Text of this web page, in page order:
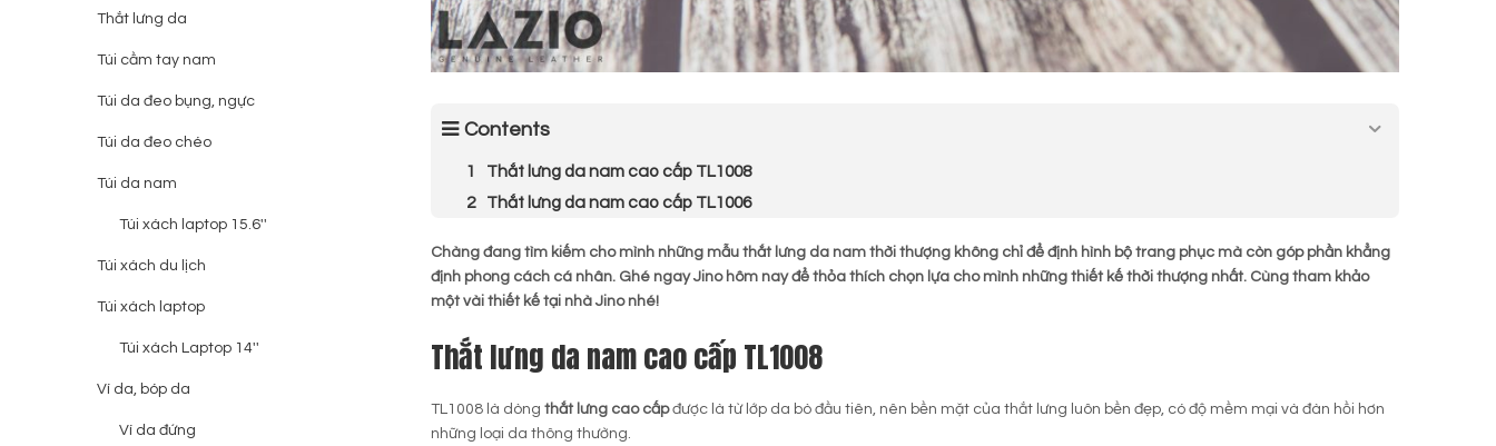
Contents
Thắt lưng da nam cao cấp TL1008
Thắt lưng da nam cao cấp TL1006
Chàng đang tìm kiếm cho mình những mẫu thắt lưng da nam thời thượng không chỉ để định hình bộ trang phục mà còn góp phần khẳng
định phong cách cá nhân. Ghé ngay Jino hôm nay để thỏa thích chọn lựa cho mình những thiết kế thời thượng nhất. Cùng tham khảo
một vài thiết kế tại nhà Jino nhé!
Thắt lưng da nam cao cấp TL1008
TL1008 là dòng thắt lưng cao cấpđược là từ lớp da bò đầu tiên, nên bền mặt của thắt lưng luôn bền đẹp, có độ mềm mại và đàn hồi hơn
những loại da thông thường.
Thắt lưng da
Túi cầm tay nam
Túi da đeo bụng, ngực
Túi da đeo chéo
Túi da nam
Túi xách laptop 15.6''
Túi xách du lịch
Túi xách laptop
Túi xách Laptop 14''
Ví da, bóp da
Ví da đứng